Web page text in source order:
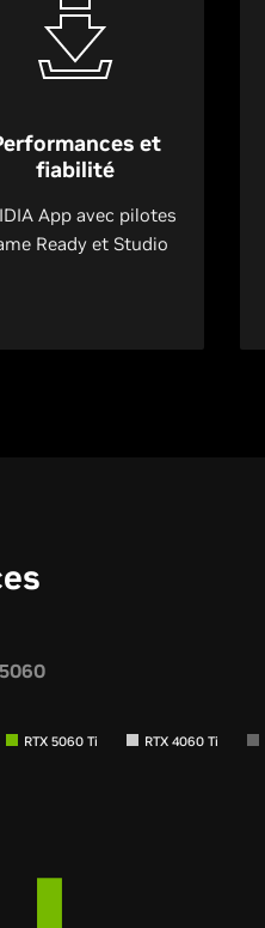
et
fiabilité
App avec pilotes
Ready et Studio
RTX 5060 Ti RTX 4060 Ti